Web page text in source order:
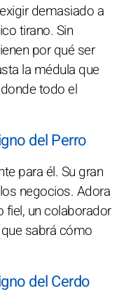
demasiado a
tirano. Sin
por qué ser
la médula que
todo el
del Perro
para él. Su gran
negocios. Adora
fiel, un colaborador
sabrá cómo
del Cerdo